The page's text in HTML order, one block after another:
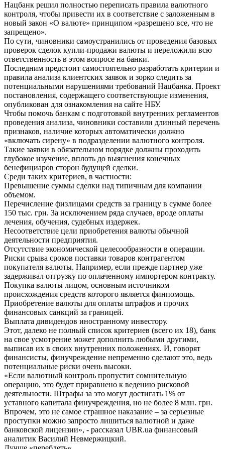
Нацбанк решил полностью переписать правила валютного
контроля, чтобы привести их в соответствие с заложенным в
новый закон «О валюте» принципом «разрешено все, что не
запрещено».
По сути, чиновники самоустранились от проведения базовых
проверок сделок купли-продажи валюты и переложили всю
ответственность в этом вопросе на банки.
Последним предстоит самостоятельно разработать критерии и
правила анализа клиентских заявок и зорко следить за
потенциальными нарушениями требований Нацбанка. Проект
постановления, содержащего соответствующие изменения,
опубликован для ознакомления на сайте НБУ.
Чтобы помочь банкам с подготовкой внутренних регламентов
проведения анализа, чиновники составили длинный перечень
признаков, наличие которых автоматически должно
«включать сирену» в подразделении валютного контроля.
Такие заявки в обязательном порядке должны проходить
глубокое изучение, вплоть до выяснения конечных
бенефициаров сторон будущей сделки.
Среди таких критериев, в частности:
Превышение суммы сделки над типичным для компании
объемом.
Перечисление физлицами средств за границу в сумме более
150 тыс. грн. За исключением ряда случаев, вроде оплаты
лечения, обучения, судебных издержек.
Несоответствие цели приобретения валюты обычной
деятельности предприятия.
Отсутствие экономической целесообразности в операции.
Риски срыва сроков поставки товаров контрагентом
покупателя валюты. Например, если прежде партнер уже
задерживал отгрузку по оплаченному импортером контракту.
Покупка валюты лицом, основным источником
происхождения средств которого является финпомощь.
Приобретение валюты для оплаты штрафов и прочих
финансовых санкций за границей.
Выплата дивидендов иностранному инвестору.
Этот, далеко не полный список критериев (всего их 18), банк
на свое усмотрение может дополнить любыми другими,
выписав их в своих внутренних положениях. И, говорят
финансисты, финучреждение непременно сделают это, ведь
потенциальные риски очень высоки.
«Если валютный контроль пропустит сомнительную
операцию, это будет приравнено к ведению рисковой
деятельности. Штрафы за это могут достигать 1% от
уставного капитала финучреждения, но не более 8 млн. грн.
Впрочем, это не самое страшное наказание – за серьезные
проступки можно запросто лишиться валютной и даже
банковской лицензии», - рассказал UBR.ua финансовый
аналитик Василий Невмержицкий.